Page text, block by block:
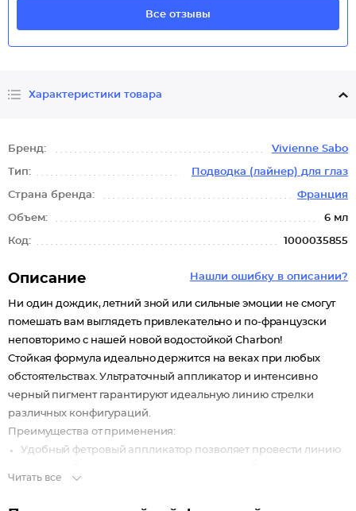
Все отзывы
Характеристики товара
Бренд: Vivienne Sabo
Тип: Подводка (лайнер) для глаз
Страна бренда: Франция
Объем: 6 мл
Код: 1000035855
Нашли ошибку в описании?
Описание
Ни один дождик, летний зной или сильные эмоции не смогут
помешать вам выглядеть привлекательно и по-французски
неповторимо с нашей новой водостойкой Charbon!
Стойкая формула идеально держится на веках при любых
обстоятельствах. Ультраточный аппликатор и интенсивно
черный пигмент гарантируют идеальную линию стрелки
различных конфигураций.
Преимущества от применения:
Удобный фетровый аппликатор позволяет провести линию
Читать все